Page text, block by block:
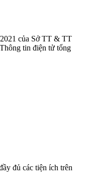
của Sở TT & TT
tin điện tử tổng
đủ các tiện ích trên